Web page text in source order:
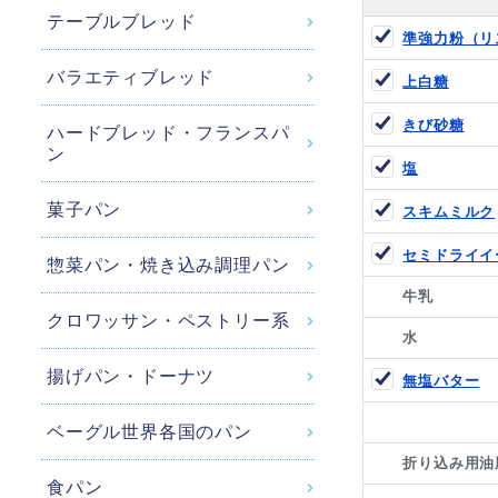
準強力粉（リ
上白糖
きび砂糖
塩
スキムミルク
セミドライ
牛乳
水
無塩バター
折り込み用油
テーブルブレッド
バラエティブレッド
ハードブレッド・フランスパ
ン
菓子パン
惣菜パン・焼き込み調理パン
クロワッサン・ペストリー系
揚げパン・ドーナツ
ベーグル世界各国のパン
食パン